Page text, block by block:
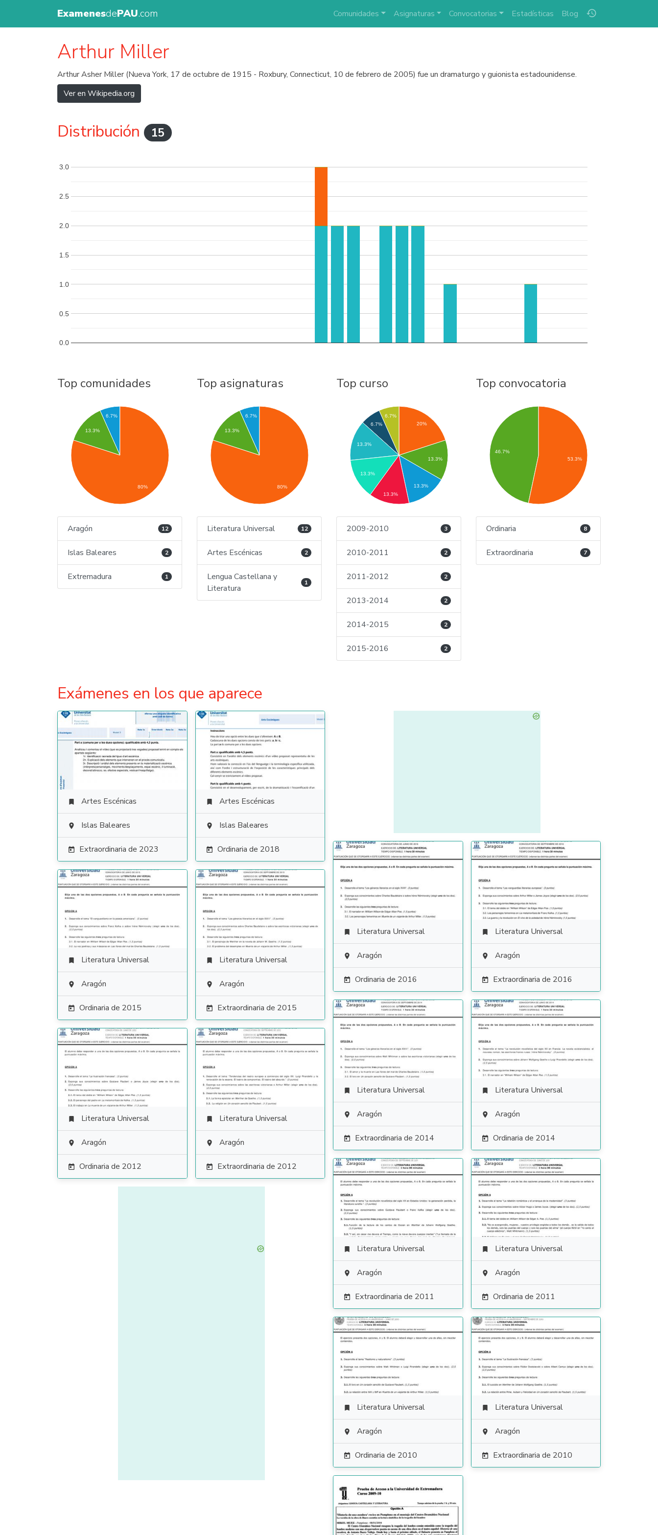
ExamenesdePAU.com history
Comunidades Asignaturas Convocatorias Estadísticas Blog
Arthur Miller
Arthur Asher Miller (Nueva York, 17 de octubre de 1915 - Roxbury, Connecticut, 10 de febrero de 2005) fue un dramaturgo y guionista estadounidense.
Ver en Wikipedia.org
Distribución 15
0.0
0.5
1.0
1.5
2.0
2.5
3.0
Top comunidades
6.7%
13.3%
80%
Aragón 12
Islas Baleares 2
Extremadura 1
Top asignaturas
6.7%
13.3%
80%
Literatura Universal 12
Artes Escénicas 2
Lengua Castellana y
Literatura
1
Top curso
20%
13.3%
13.3%
6.7%
6.7%
13.3%
13.3%
13.3%
2009-2010 3
2010-2011 2
2011-2012 2
2013-2014 2
2014-2015 2
2015-2016 2
Top convocatoria
46.7%
53.3%
Ordinaria 8
Extraordinaria 7
Exámenes en los que aparece
 Artes Escénicas
 Islas Baleares
 Extraordinaria de 2023
 Artes Escénicas
 Islas Baleares
 Ordinaria de 2018
 Literatura Universal
 Aragón
 Ordinaria de 2016
 Literatura Universal
 Aragón
 Extraordinaria de 2016
 Literatura Universal
 Aragón
 Ordinaria de 2015
 Literatura Universal
 Aragón
 Extraordinaria de 2015
 Literatura Universal
 Aragón
 Extraordinaria de 2014
 Literatura Universal
 Aragón
 Ordinaria de 2014
 Literatura Universal
 Aragón
 Ordinaria de 2012
 Literatura Universal
 Aragón
 Extraordinaria de 2012
 Literatura Universal
 Aragón
 Extraordinaria de 2011
 Literatura Universal
 Aragón
 Ordinaria de 2011
 Literatura Universal
 Aragón
 Ordinaria de 2010
 Literatura Universal
 Aragón
 Extraordinaria de 2010